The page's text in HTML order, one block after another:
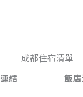
成都住宿清單
結 飯